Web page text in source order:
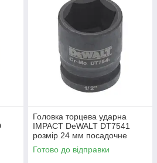
Головка торцева ударна
IMPACT DeWALT DT7541
розмір 24 мм посадочне
місце 1/2 дюйми профіль
шестигранний
Готово до відправки